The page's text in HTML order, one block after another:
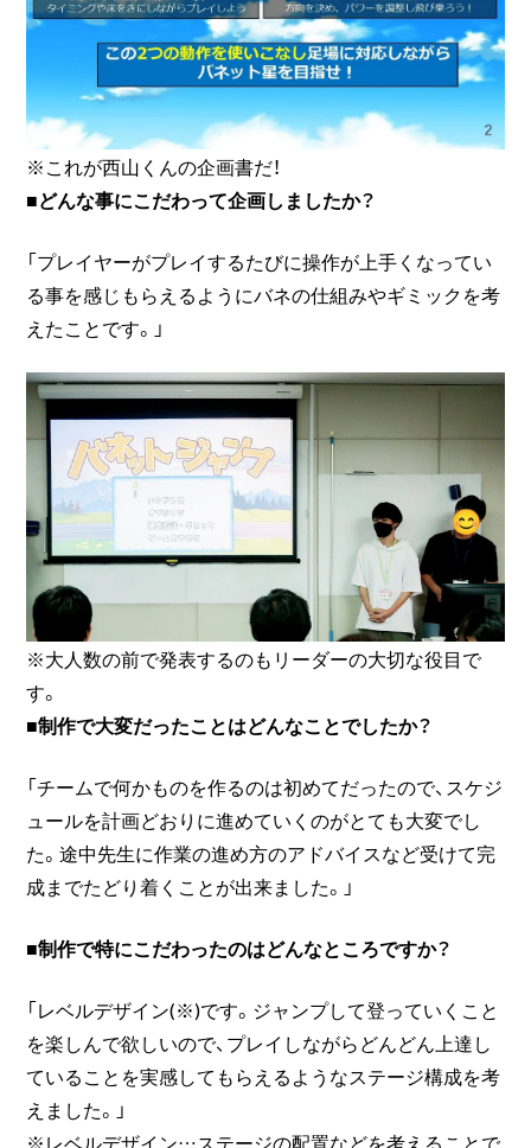
※これが西山くんの企画書だ！
■どんな事にこだわって企画しましたか？
「プレイヤーがプレイするたびに操作が上手くなってい
る事を感じもらえるようにバネの仕組みやギミックを考
えたことです。」
※大人数の前で発表するのもリーダーの大切な役目で
す。
■制作で大変だったことはどんなことでしたか？
「チームで何かものを作るのは初めてだったので、スケジ
ュールを計画どおりに進めていくのがとても大変でし
た。途中先生に作業の進め方のアドバイスなど受けて完
成までたどり着くことが出来ました。」
■制作で特にこだわったのはどんなところですか？
「レベルデザイン(※)です。ジャンプして登っていくこと
を楽しんで欲しいので、プレイしながらどんどん上達し
ていることを実感してもらえるようなステージ構成を考
えました。」
※レベルデザイン…ステージの配置などを考えることで